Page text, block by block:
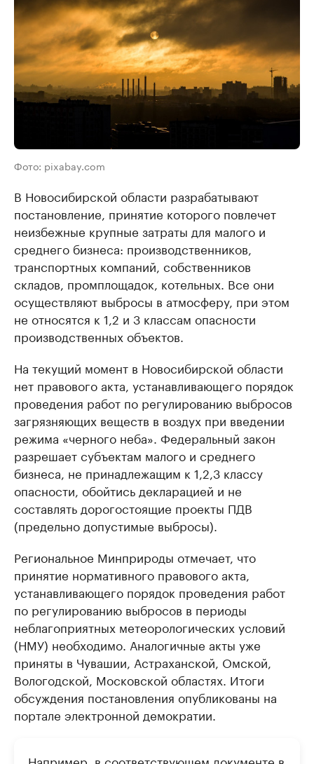
Фото: pixabay.com
В Новосибирской области разрабатывают
постановление, принятие которого повлечет
неизбежные крупные затраты для малого и
среднего бизнеса: производственников,
транспортных компаний, собственников
складов, промплощадок, котельных. Все они
осуществляют выбросы в атмосферу, при этом
не относятся к 1,2 и 3 классам опасности
производственных объектов.
На текущий момент в Новосибирской области
нет правового акта, устанавливающего порядок
проведения работ по регулированию выбросов
загрязняющих веществ в воздух при введении
режима «черного неба». Федеральный закон
разрешает субъектам малого и среднего
бизнеса, не принадлежащим к 1,2,3 классу
опасности, обойтись декларацией и не
составлять дорогостоящие проекты ПДВ
(предельно допустимые выбросы).
Региональное Минприроды отмечает, что
принятие нормативного правового акта,
устанавливающего порядок проведения работ
по регулированию выбросов в периоды
неблагоприятных метеорологических условий
(НМУ) необходимо. Аналогичные акты уже
приняты в Чувашии, Астраханской, Омской,
Вологодской, Московской областях. Итоги
обсуждения постановления опубликованы на
портале электронной демократии.